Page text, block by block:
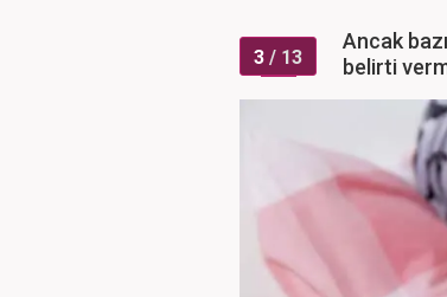
3 / 13
Ancak
belirti